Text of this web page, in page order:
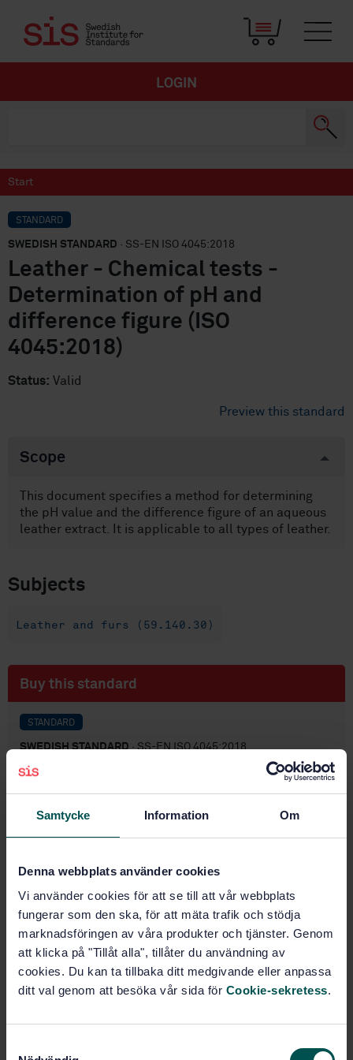
Samtycke Information Om
Denna webbplats använder cookies
Vi använder cookies för att se till att vår webbplats
fungerar som den ska, för att mäta trafik och stödja
marknadsföringen av våra produkter och tjänster. Genom
att klicka på "Tillåt alla", tillåter du användning av
cookies. Du kan ta tillbaka ditt medgivande eller anpassa
ditt val genom att besöka vår sida för Cookie-sekretess.
LOGIN
Start
STANDARD
SWEDISH STANDARD · SS-EN ISO 4045:2018
Leather - Chemical tests -
Determination of pH and
difference figure (ISO
4045:2018)
Status: Valid
Preview this standard
Scope
This document specifies a method for determining
the pH value and the difference figure of an aqueous
leather extract. It is applicable to all types of leather.
Subjects
Leather and furs (59.140.30)
Buy this standard
STANDARD
SWEDISH STANDARD· SS-EN ISO 4045:2018
Leather - Chemical tests - Determination of pH and
Subscribe on standards - Read more
PDF
Show more
Product information
Language: English